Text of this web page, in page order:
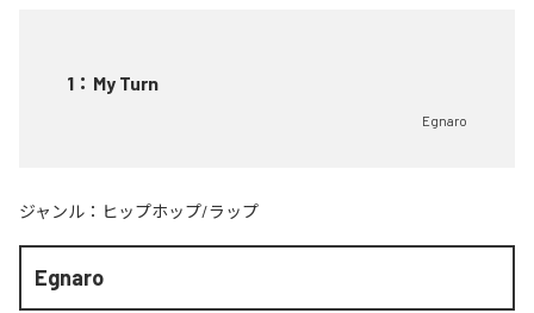
1 ： My Turn
Egnaro
ジャンル： ヒップホップ/ラップ
Egnaro